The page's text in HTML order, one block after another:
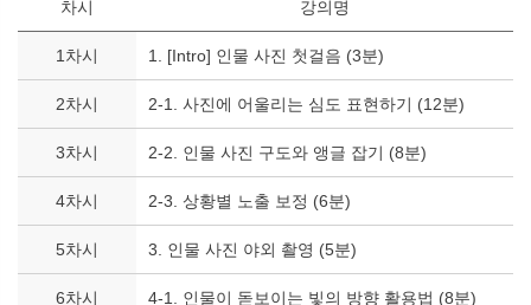
차시 강의명
1차시 1. [Intro] 인물 사진 첫걸음 (3분)
2차시 2-1. 사진에 어울리는 심도 표현하기 (12분)
3차시 2-2. 인물 사진 구도와 앵글 잡기 (8분)
4차시 2-3. 상황별 노출 보정 (6분)
5차시 3. 인물 사진 야외 촬영 (5분)
6차시 4-1. 인물이 돋보이는 빛의 방향 활용법 (8분)